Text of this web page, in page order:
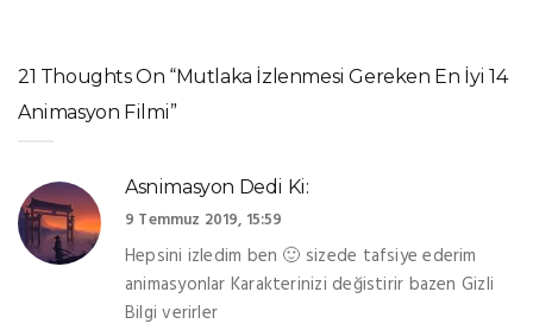
21 Thoughts On “Mutlaka İzlenmesi Gereken En İyi 14
Animasyon Filmi”
Asnimasyon Dedi Ki:
9 Temmuz 2019, 15:59
Hepsini izledim ben 🙂 sizede tafsiye ederim
animasyonlar Karakterinizi değistirir bazen Gizli
Bilgi verirler